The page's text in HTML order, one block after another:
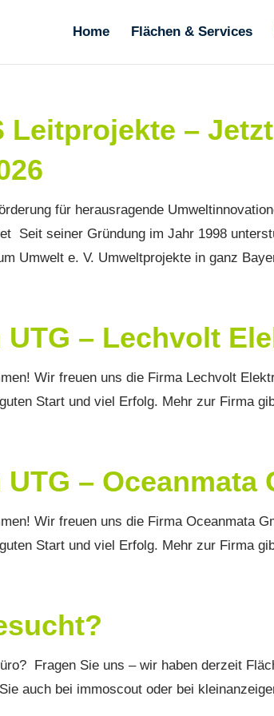
Home Flächen & Services
Leitprojekte –
für herausragende
Seit seiner Gründung im Jahr 1998
Umwelt e. V. Umweltprojekte in ganz
UTG – Lechvolt
Wir freuen uns die Firma Lechvolt
Start und viel Erfolg. Mehr zur Firma
UTG – Oceanmata
Wir freuen uns die Firma Oceanmata
Start und viel Erfolg. Mehr zur Firma
Fragen Sie uns – wir haben derzeit
auch bei immoscout oder bei